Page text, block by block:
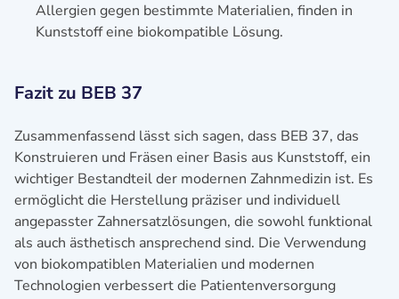
Allergien gegen bestimmte Materialien, finden in
Kunststoff eine biokompatible Lösung.
Fazit zu BEB 37
Zusammenfassend lässt sich sagen, dass BEB 37, das
Konstruieren und Fräsen einer Basis aus Kunststoff, ein
wichtiger Bestandteil der modernen Zahnmedizin ist. Es
ermöglicht die Herstellung präziser und individuell
angepasster Zahnersatzlösungen, die sowohl funktional
als auch ästhetisch ansprechend sind. Die Verwendung
von biokompatiblen Materialien und modernen
Technologien verbessert die Patientenversorgung